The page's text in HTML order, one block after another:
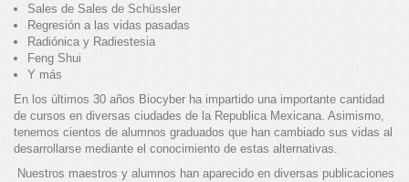
Sales de Sales de Schüssler
Regresión a las vidas pasadas
Radiónica y Radiestesia
Feng Shui
Y más
En los últimos 30 años Biocyber ha impartido una importante cantidad
de cursos en diversas ciudades de la Republica Mexicana. Asimismo,
tenemos cientos de alumnos graduados que han cambiado sus vidas al
desarrollarse mediante el conocimiento de estas alternativas.
Nuestros maestros y alumnos han aparecido en diversas publicaciones